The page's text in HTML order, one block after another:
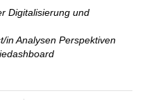
Digitalisierung und
in Analysen Perspektiven